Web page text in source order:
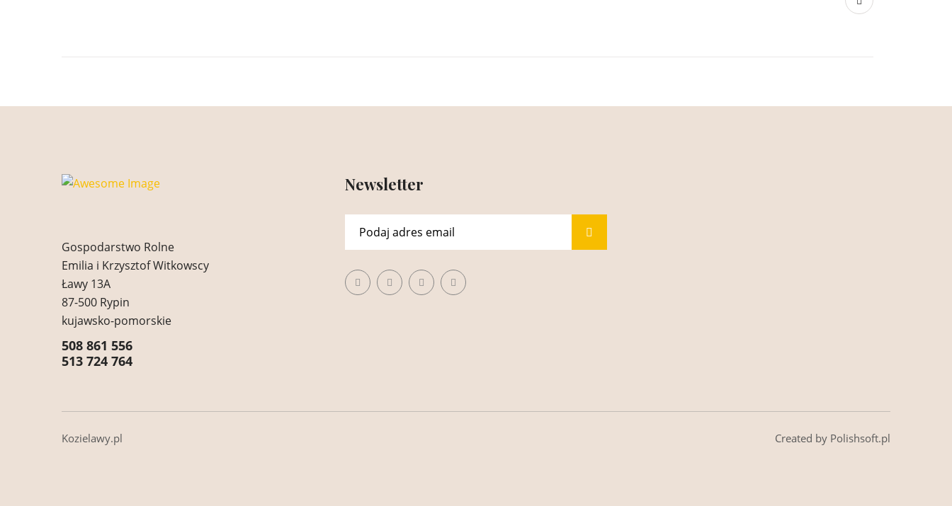
Gospodarstwo Rolne
Emilia i Krzysztof Witkowscy
Ławy 13A
87-500 Rypin
kujawsko-pomorskie
508 861 556
513 724 764
Newsletter
Kozielawy.pl Created by Polishsoft.pl